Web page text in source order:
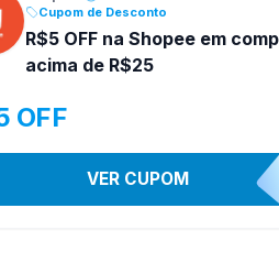
Cupom de Desconto
R$5 OFF na Shopee em
acima de R$25
OFF
VER CUPOM